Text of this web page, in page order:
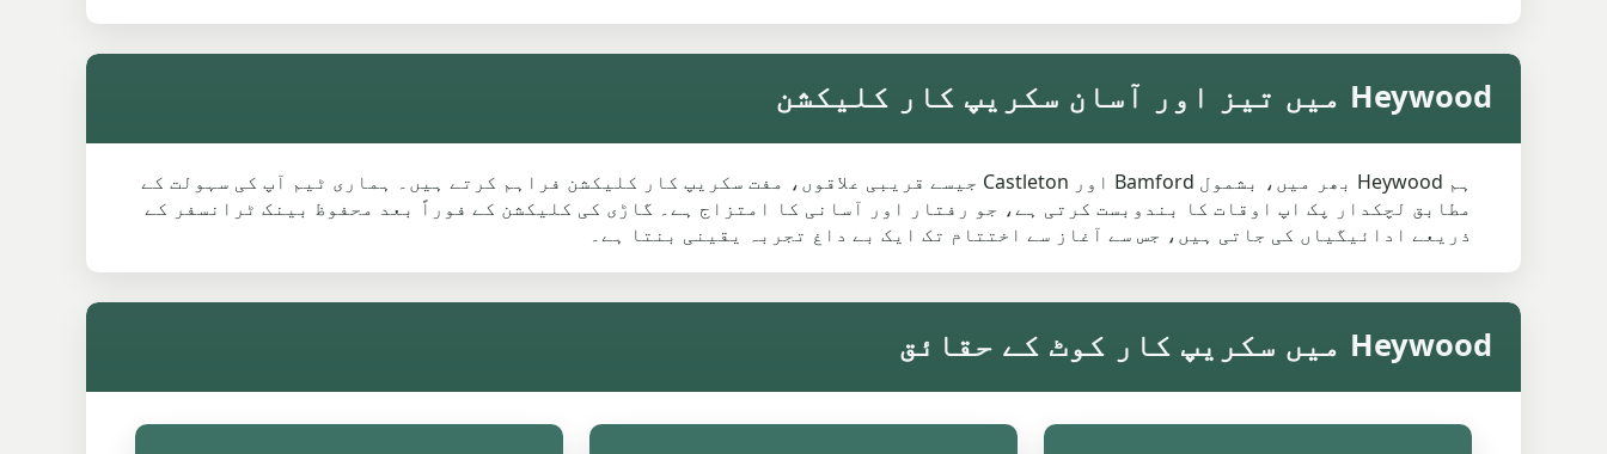
Heywood میں تیز اور آسان سکریپ کار کلیکشن
ہم Heywood بھر میں، بشمول Bamford اور Castleton جیسے قریبی علاقوں، مفت سکریپ کار کلیکشن فراہم کرتے ہیں۔ ہماری ٹیم آپ کی سہولت کے
مطابق لچکدار پک اپ اوقات کا بندوبست کرتی ہے، جو رفتار اور آسانی کا امتزاج ہے۔ گاڑی کی کلیکشن کے فوراً بعد محفوظ بینک ٹرانسفر کے
ذریعے ادائیگیاں کی جاتی ہیں، جس سے آغاز سے اختتام تک ایک بے داغ تجربہ یقینی بنتا ہے۔
Heywood میں سکریپ کار کوٹ کے حقائق